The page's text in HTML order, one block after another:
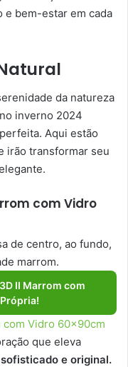
e bem-estar em cada
da natureza
inverno 2024
Aqui estão
irão transformar seu
com Vidro
II Marrom com
com Vidro 60x90cm
que eleva
e original.